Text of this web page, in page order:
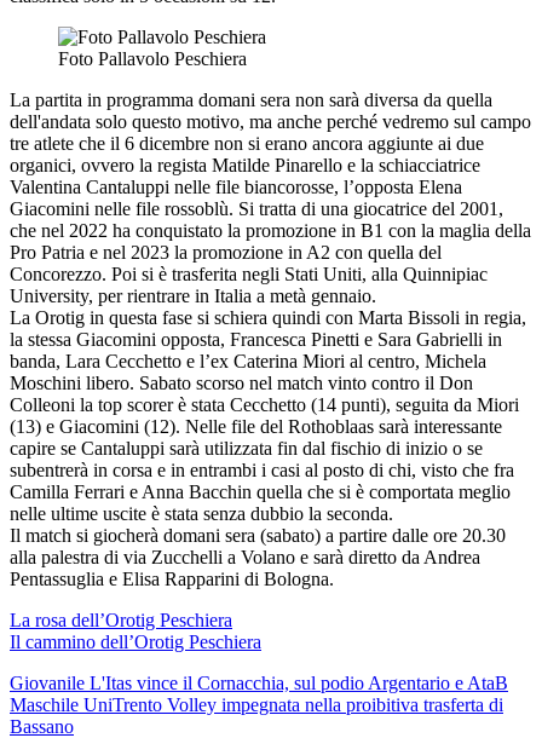
Foto Pallavolo Peschiera
La partita in programma domani sera non sarà diversa da quella
dell'andata solo questo motivo, ma anche perché vedremo sul campo
tre atlete che il 6 dicembre non si erano ancora aggiunte ai due
organici, ovvero la regista Matilde Pinarello e la schiacciatrice
Valentina Cantaluppi nelle file biancorosse, l’opposta Elena
Giacomini nelle file rossoblù. Si tratta di una giocatrice del 2001,
che nel 2022 ha conquistato la promozione in B1 con la maglia della
Pro Patria e nel 2023 la promozione in A2 con quella del
Concorezzo. Poi si è trasferita negli Stati Uniti, alla Quinnipiac
University, per rientrare in Italia a metà gennaio.
La Orotig in questa fase si schiera quindi con Marta Bissoli in regia,
la stessa Giacomini opposta, Francesca Pinetti e Sara Gabrielli in
banda, Lara Cecchetto e l’ex Caterina Miori al centro, Michela
Moschini libero. Sabato scorso nel match vinto contro il Don
Colleoni la top scorer è stata Cecchetto (14 punti), seguita da Miori
(13) e Giacomini (12). Nelle file del Rothoblaas sarà interessante
capire se Cantaluppi sarà utilizzata fin dal fischio di inizio o se
subentrerà in corsa e in entrambi i casi al posto di chi, visto che fra
Camilla Ferrari e Anna Bacchin quella che si è comportata meglio
nelle ultime uscite è stata senza dubbio la seconda.
Il match si giocherà domani sera (sabato) a partire dalle ore 20.30
alla palestra di via Zucchelli a Volano e sarà diretto da Andrea
Pentassuglia e Elisa Rapparini di Bologna.
La rosa dell’Orotig Peschiera
Il cammino dell’Orotig Peschiera
Giovanile L'Itas vince il Cornacchia, sul podio Argentario e AtaB
Maschile UniTrento Volley impegnata nella proibitiva trasferta di
Bassano